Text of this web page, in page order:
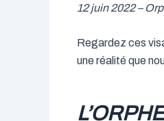
12 juin 2022 –
Regardez ces
une réalité que